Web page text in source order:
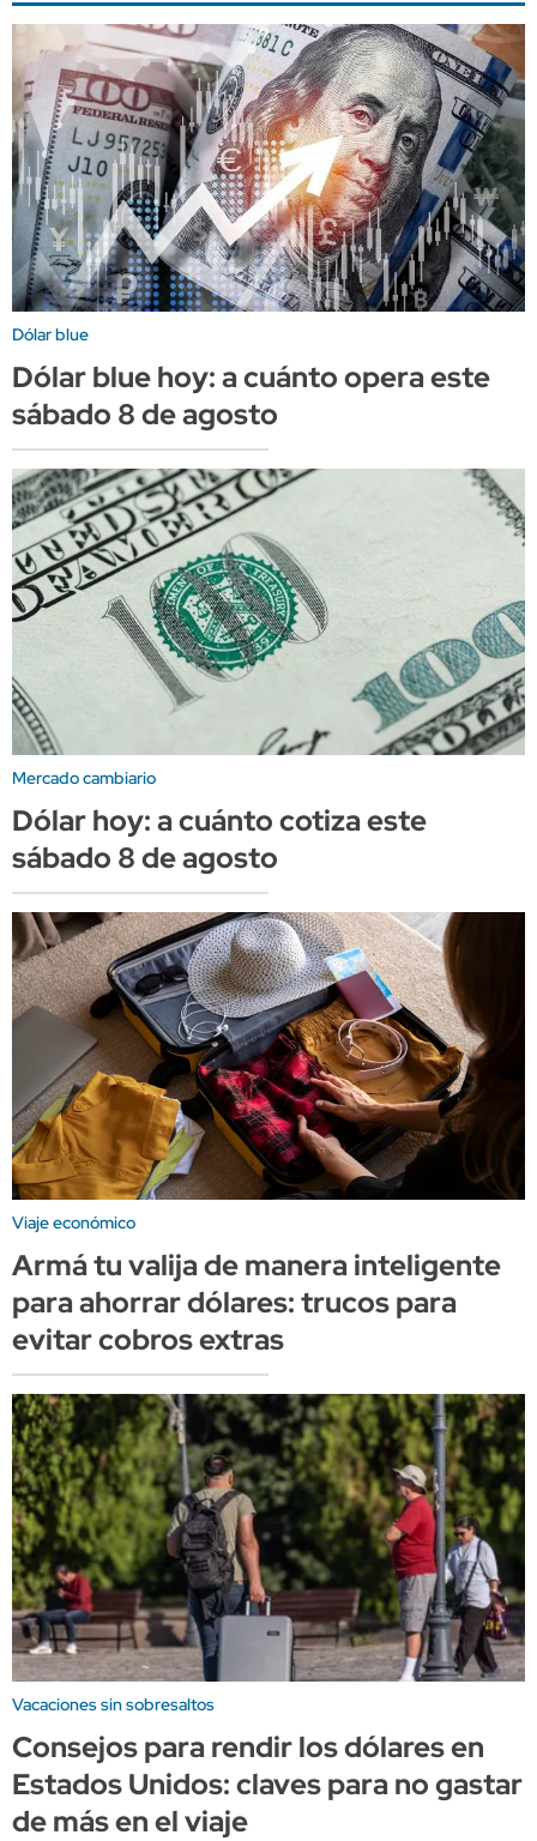
Dólar blue
Dólar blue hoy: a cuánto opera este
sábado 8 de agosto
Mercado cambiario
Dólar hoy: a cuánto cotiza este
sábado 8 de agosto
Viaje económico
Armá tu valija de manera inteligente
para ahorrar dólares: trucos para
evitar cobros extras
Vacaciones sin sobresaltos
Consejos para rendir los dólares en
Estados Unidos: claves para no gastar
de más en el viaje